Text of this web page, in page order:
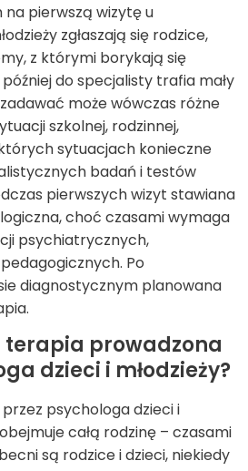
pierwszą wizytę u
zgłaszają się rodzice,
z którymi borykają się
do specjalisty trafia mały
może wówczas różne
szkolnej, rodzinnej,
sytuacjach konieczne
badań i testów
pierwszych wizyt stawiana
choć czasami wymaga
psychiatrycznych,
Po
diagnostycznym planowana
prowadzona
dzieci i młodzieży?
psychologa dzieci i
całą rodzinę – czasami
są rodzice i dzieci, niekiedy